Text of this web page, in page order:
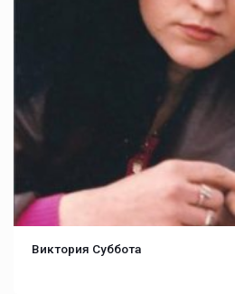
Виктория Суббота